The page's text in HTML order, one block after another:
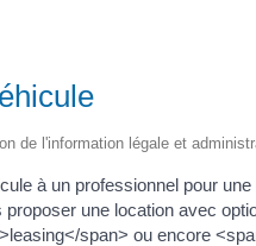
de l'information légale et
à un professionnel pour
une location avec
span> ou encore